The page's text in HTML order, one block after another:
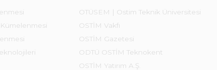
Kümelenmesi
OTÜSEM | Ostim Teknik Üniversitesi
OSTİM Vakfı
OSTİM Gazetesi
ODTÜ OSTİM Teknokent
OSTİM Yatırım A.Ş.